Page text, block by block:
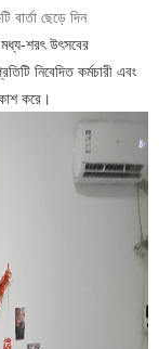
বার্তা ছেড়ে দিন
শরৎ উৎসবের
নিবেদিত কর্মচারী এবং
করে।